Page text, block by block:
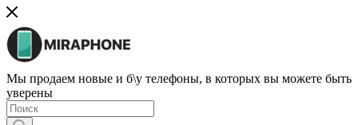
Мы продаем новые и б\у телефоны, в которых вы можете быть
уверены